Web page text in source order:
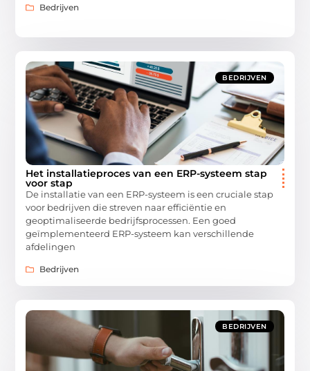
Bedrijven
BEDRIJVEN
Het installatieproces van een ERP-systeem stap
voor stap
De installatie van een ERP-systeem is een cruciale stap
voor bedrijven die streven naar efficiëntie en
geoptimaliseerde bedrijfsprocessen. Een goed
geïmplementeerd ERP-systeem kan verschillende
afdelingen
Bedrijven
BEDRIJVEN